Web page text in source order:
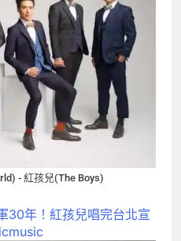
- 紅孩兒(The Boys)
30年！紅孩兒唱完台北宣